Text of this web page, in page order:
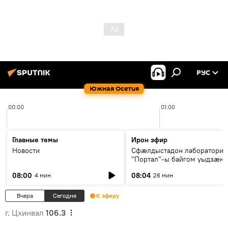
Южная Осетия
РУС
00:00 01:00
Главные темы
Новости
08:00 4 мин
Ирон эфир
Сфæлдыстадон лаборатори
"Портал"-ы байгом уыдзæн
Æхсары куыстыты равдыст
08:04 26 мин
Вчера Сегодня К эфиру
г. Цхинвал 106.3